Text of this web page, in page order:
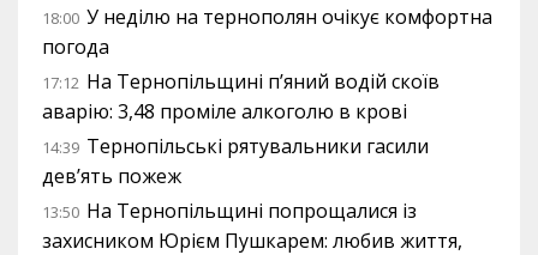
18:00 У неділю на тернополян очікує комфортна
погода
17:12 На Тернопільщині п’яний водій скоїв
аварію: 3,48 проміле алкоголю в крові
14:39 Тернопільські рятувальники гасили
дев’ять пожеж
13:50 На Тернопільщині попрощалися із
захисником Юрієм Пушкарем: любив життя,